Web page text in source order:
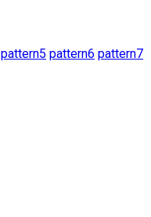
pattern5 pattern6 pattern7